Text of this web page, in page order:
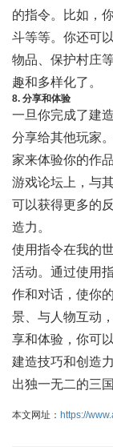
的指令。比如，
斗等等。你还可
物品、保护村庄
趣和多样化了。
8. 分享和体验
一旦你完成了建
分享给其他玩家
家来体验你的作
游戏论坛上，与
可以获得更多的
造力。
使用指令在我的
活动。通过使用
作和对话，使你
景、与人物互动
享和体验，你可
建造技巧和创造
出独一无二的三
本文网址： https://